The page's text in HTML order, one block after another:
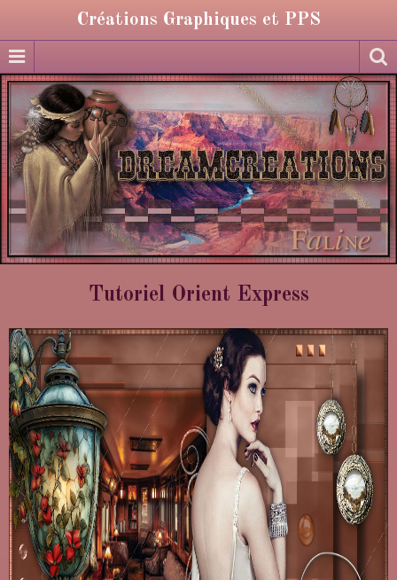
Créations Graphiques et PPS
Tutoriel Orient Express